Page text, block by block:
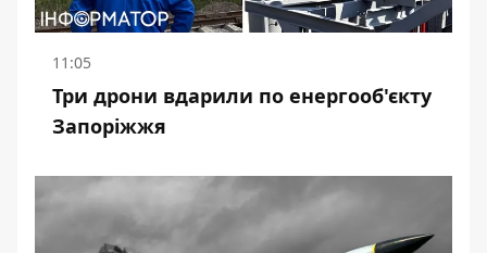
11:05
Три дрони вдарили по енергооб'єкту
Запоріжжя